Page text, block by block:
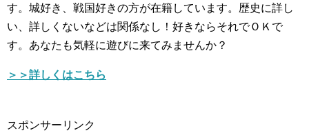
す。城好き、戦国好きの方が在籍しています。歴史に詳し
い、詳しくないなどは関係なし！好きならそれでＯＫで
す。あなたも気軽に遊びに来てみませんか？
＞＞詳しくはこちら
スポンサーリンク